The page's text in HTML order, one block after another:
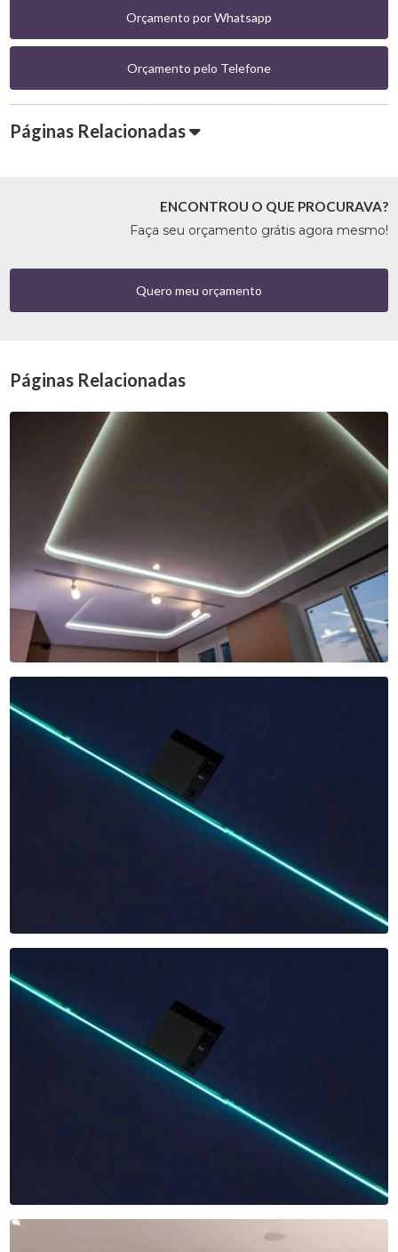
Orçamento por Whatsapp
Orçamento pelo Telefone
Páginas Relacionadas
ENCONTROU O QUE PROCURAVA?
Faça seu orçamento grátis agora mesmo!
Quero meu orçamento
Páginas Relacionadas